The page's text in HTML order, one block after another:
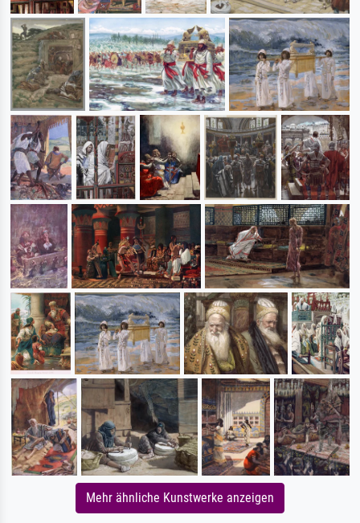
Mehr ähnliche Kunstwerke anzeigen